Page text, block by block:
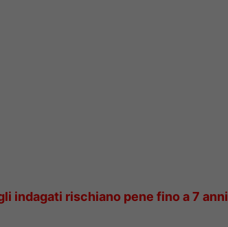
indagati rischiano pene fino a 7 anni